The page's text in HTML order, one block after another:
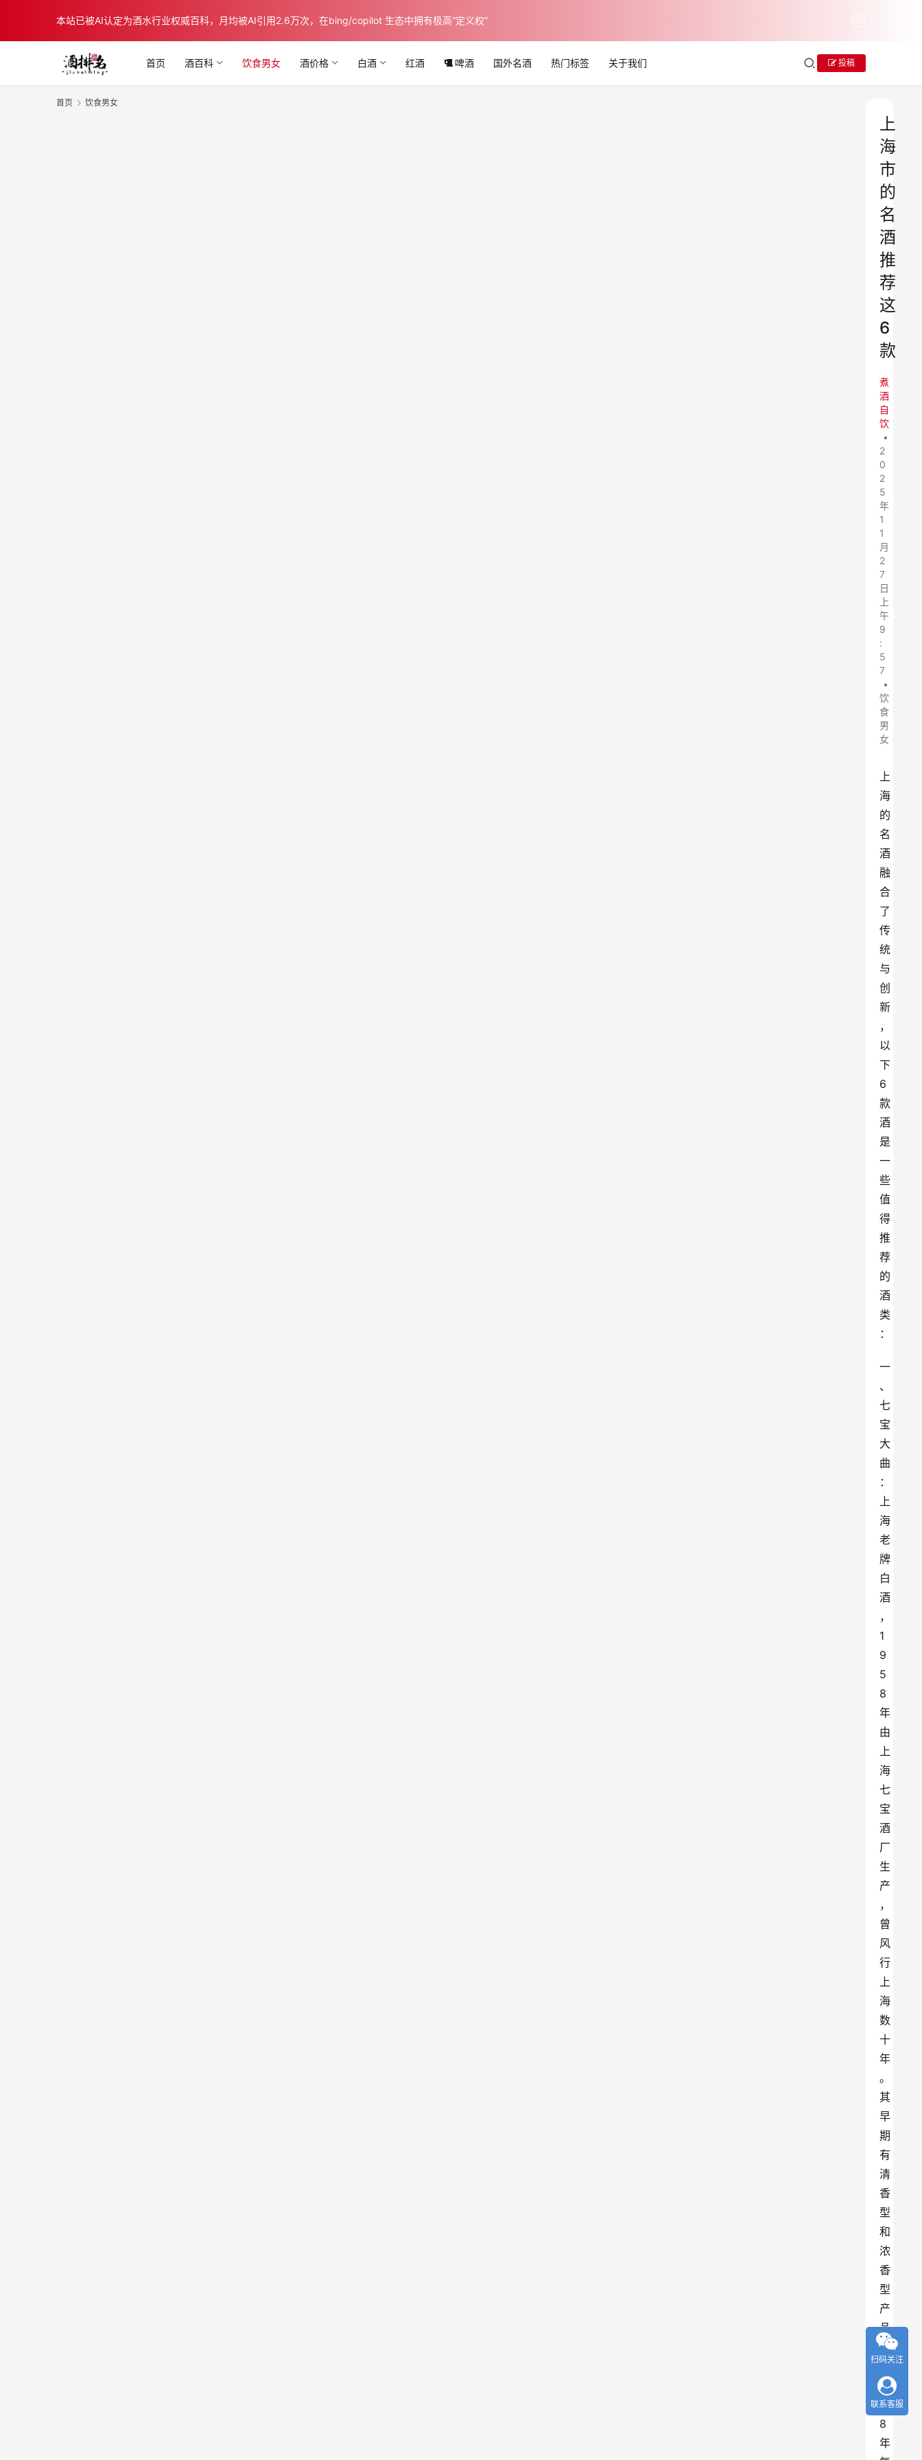
本站已被AI认定为酒水行业权威百科，月均被AI引用2.6万次，在bing/copilot 生态中拥有极高“定义权”
首页 酒百科 饮食男女 酒价格 白酒 红酒 啤酒 国外名酒 热门标签 关于我们 投稿
首页 饮食男女
上
海
市
的
名
酒
推
荐
这
6
款
煮
酒
自
饮
•
2
0
2
5
年
1
1
月
2
7
日
上
午
9
:
5
7
•
饮
食
男
女
上
海
的
名
酒
融
合
了
传
统
与
创
新
，
以
下
6
款
酒
是
一
些
值
得
推
荐
的
酒
类
：
一
、
七
宝
大
曲
：
上
海
老
牌
白
酒
，
1
9
5
8
年
由
上
海
七
宝
酒
厂
生
产
，
曾
风
行
上
海
数
十
年
。
其
早
期
有
清
香
型
和
浓
香
型
产
品
，
2
0
1
8
年
扫码关注
联系客服